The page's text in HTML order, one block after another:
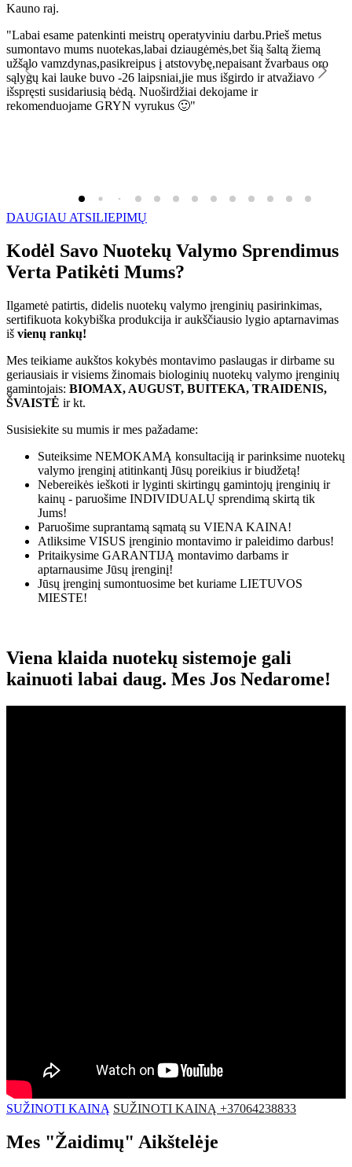
Kauno raj.
"Labai esame patenkinti meistrų operatyviniu darbu.Prieš metus
sumontavo mums nuotekas,labai dziaugėmės,bet šią šaltą žiemą
užšąlo vamzdynas,pasikreipus į atstovybę,nepaisant žvarbaus oro
sąlygų kai lauke buvo -26 laipsniai,jie mus išgirdo ir atvažiavo
išspręsti susidariusią bėdą. Nuoširdžiai dekojame ir
rekomenduojame GRYN vyrukus 🙂"
DAUGIAU ATSILIEPIMŲ
Kodėl Savo Nuotekų Valymo Sprendimus
Verta Patikėti Mums?
Ilgametė patirtis, didelis nuotekų valymo įrenginių pasirinkimas,
sertifikuota kokybiška produkcija ir aukščiausio lygio aptarnavimas
iš vienų rankų!
Mes teikiame aukštos kokybės montavimo paslaugas ir dirbame su
geriausiais ir visiems žinomais biologinių nuotekų valymo įrenginių
gamintojais: BIOMAX, AUGUST, BUITEKA, TRAIDENIS,
ŠVAISTĖ ir kt.
Susisiekite su mumis ir mes pažadame:
Suteiksime NEMOKAMĄ konsultaciją ir parinksime nuotekų
valymo įrenginį atitinkantį Jūsų poreikius ir biudžetą!
Nebereikės ieškoti ir lyginti skirtingų gamintojų įrenginių ir
kainų - paruošime INDIVIDUALŲ sprendimą skirtą tik
Jums!
Paruošime suprantamą sąmatą su VIENA KAINA!
Atliksime VISUS įrenginio montavimo ir paleidimo darbus!
Pritaikysime GARANTIJĄ montavimo darbams ir
aptarnausime Jūsų įrenginį!
Jūsų įrenginį sumontuosime bet kuriame LIETUVOS
MIESTE!
Viena klaida nuotekų sistemoje gali
kainuoti labai daug. Mes Jos Nedarome!
SUŽINOTI KAINĄ SUŽINOTI KAINĄ +37064238833
Mes "Žaidimų" Aikštelėje